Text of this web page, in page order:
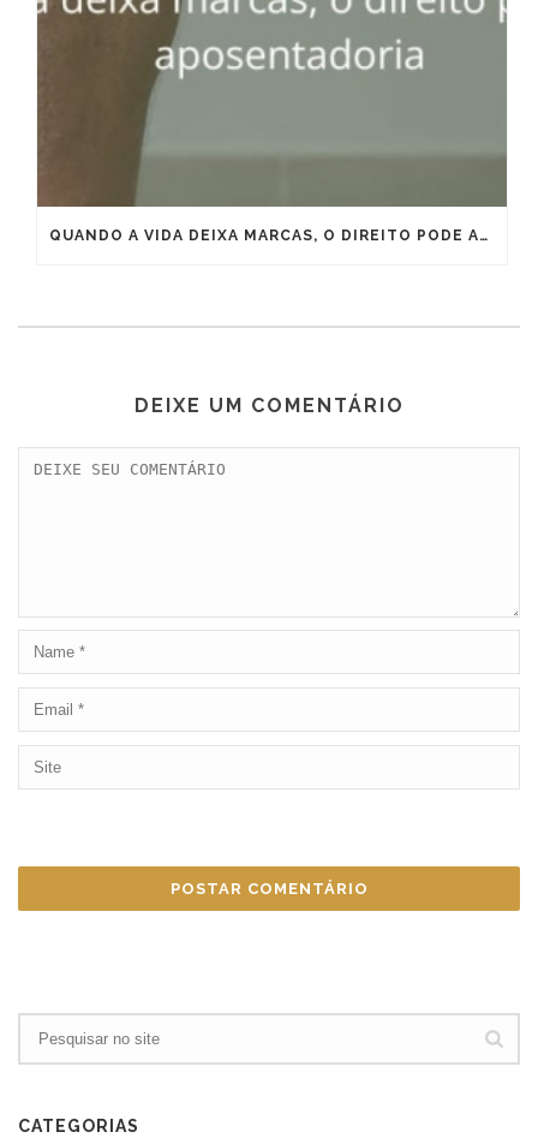
QUANDO A VIDA DEIXA MARCAS, O DIREITO PODE ANTECIPAR A APOSENTADORIA
DEIXE UM COMENTÁRIO
CATEGORIAS